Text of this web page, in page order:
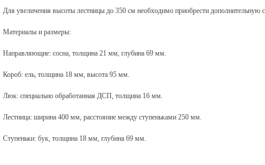
Для увеличения высоты лестницы до 350 см необходимо приобрести дополнительную
Материалы и размеры:
Направляющие: сосна, толщина 21 мм, глубина 69 мм.
Короб: ель, толщина 18 мм, высота 95 мм.
Люк: специально обработанная ДСП, толщина 16 мм.
Лестница: ширина 400 мм, расстояние между ступеньками 250 мм.
Ступеньки: бук, толщина 18 мм, глубина 69 мм.